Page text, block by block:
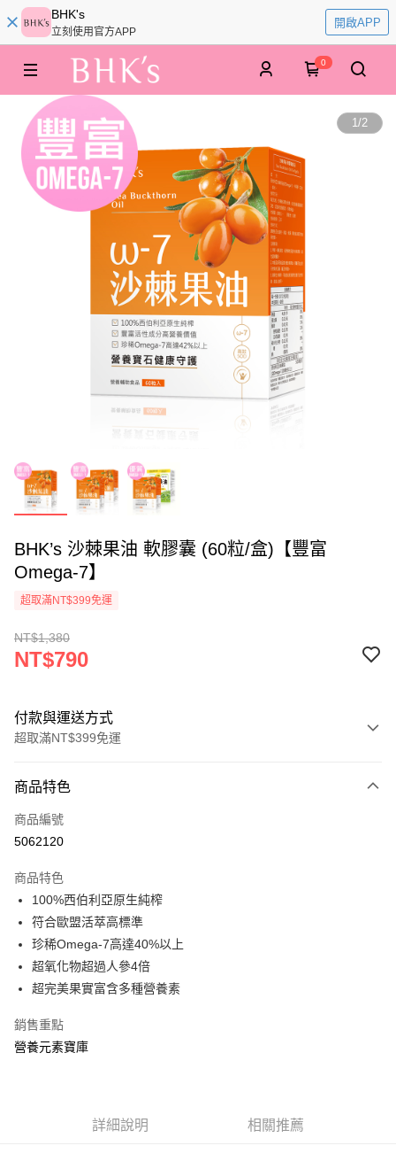
BHK's
立刻使用官方APP
開啟APP
0
1/2
BHK’s 沙棘果油 軟膠囊 (60粒/盒)【豐富
Omega-7】
超取滿NT$399免運
NT$1,380
NT$790
付款與運送方式
超取滿NT$399免運
信用卡一次付款
信用卡分期付款
合作金庫商業銀行
華南商業銀行
上海商業儲蓄銀行
國泰世華商業銀行
臺灣中小企業銀行
匯豐（台灣）商業銀行
聯邦商業銀行
元大商業銀行
台新國際商業銀行
超商取貨付款
LINE Pay
Apple Pay
街口支付
ATM付款
每筆NT$80，滿NT$399(含以上)免運費
商品特色
商品編號
5062120
商品特色
100%西伯利亞原生純榨
符合歐盟活萃高標準
珍稀Omega-7高達40%以上
超氧化物超過人參4倍
超完美果實富含多種營養素
銷售重點
營養元素寶庫
詳細說明 相關推薦